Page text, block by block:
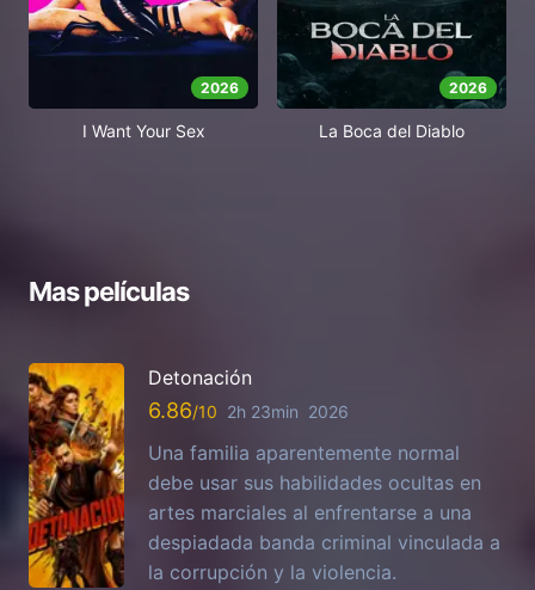
2026
I Want Your Sex
2026
La Boca del Diablo
Mas películas
Detonación
6.86 2h 23min 2026
Una familia aparentemente normal
debe usar sus habilidades ocultas en
artes marciales al enfrentarse a una
despiadada banda criminal vinculada a
la corrupción y la violencia.